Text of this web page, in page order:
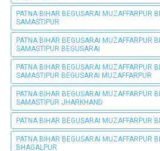
PATNA BIHAR BEGUSARAI MUZAFFARPUR
SAMASTIPUR
PATNA BIHAR BEGUSARAI MUZAFFARPUR
SAMASTIPUR BEGUSARAI
PATNA BIHAR BEGUSARAI MUZAFFARPUR
SAMASTIPUR BEGUSARAI MUZAFFARPUR
PATNA BIHAR BEGUSARAI MUZAFFARPUR
SAMASTIPUR JHARKHAND
PATNA BIHAR BEGUSARAI MUZAFFARPUR
PATNA BIHAR BEGUSARAI MUZAFFARPUR
BHAGALPUR